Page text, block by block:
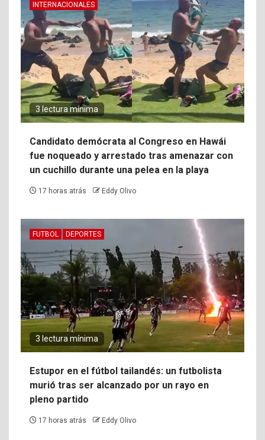
INTERNACIONALES
3 lectura mínima
Candidato demócrata al Congreso en Hawái
fue noqueado y arrestado tras amenazar con
un cuchillo durante una pelea en la playa
17 horas atrás Eddy Olivo
FUTBOL DEPORTES
3 lectura mínima
Estupor en el fútbol tailandés: un futbolista
murió tras ser alcanzado por un rayo en
pleno partido
17 horas atrás Eddy Olivo